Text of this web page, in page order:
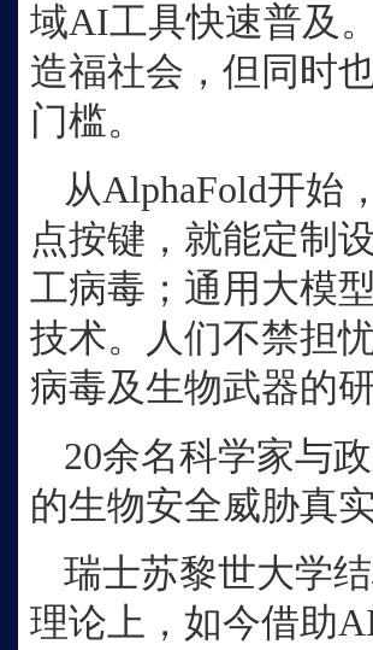
域AI工具快速普及
造福社会，但同时
门槛。
从AlphaFold开始
点按键，就能定制
工病毒；通用大模
技术。人们不禁担
病毒及生物武器的
20余名科学家与
的生物安全威胁真
瑞士苏黎世大学
理论上，如今借助